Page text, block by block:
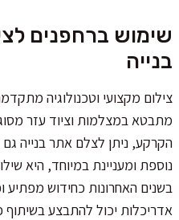
שימוש ברחפנים
בנייה
צילום מקצועי וטכנולוגיה
מתבטא במצלמות וציוד עזר
הקרקע, ניתן לצלם אתר בנייה
נוספת ומעניינת במיוחד, היא
בשנים האחרונות כחידוש מפתיע
אדריכלות יכול להתבצע